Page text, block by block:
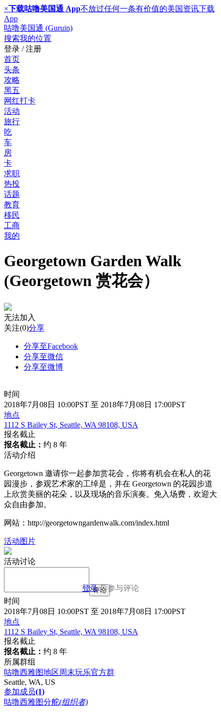
×下载咕噜美国通 App不放过任何一条有价值的美国资讯下载
App
咕噜美国通 (Guruin)
搜索我的位置
登录 / 注册
首页
头条
攻略
黑五
网红打卡
活动
旅行
吃
车
房
卡
求职
热投
话题
教育
移民
工商
我的
Georgetown Garden Walk
(Georgetown 赏花会）
无法加入
关注(0)分享
分享至Facebook
分享至微信
分享至微博
时间
2018年7月08日 10:00PST 至 2018年7月08日 17:00PST
地点
1112 S Bailey St, Seattle, WA 98108, USA
报名截止
报名截止： 约 8 年
活动介绍
Georgetown 邀请你一起参加赏花会，你将有机会在私人的花
园漫步，参观艺术家的工绰是，并在 Georgetown 的花园步道
上欣赏美丽的花朵，以及现场的音乐演奏。免入场费，欢迎大
众自由参加。
网站：http://georgetowngardenwalk.com/index.html
活动图片
活动讨论
登录后参与评论
评论
时间
2018年7月08日 10:00PST 至 2018年7月08日 17:00PST
地点
1112 S Bailey St, Seattle, WA 98108, USA
报名截止
报名截止： 约 8 年
所属群组
咕噜西雅图地区周末玩乐官方群
Seattle, WA, US
参加成员(1)
咕噜西雅图分舵(组织者)